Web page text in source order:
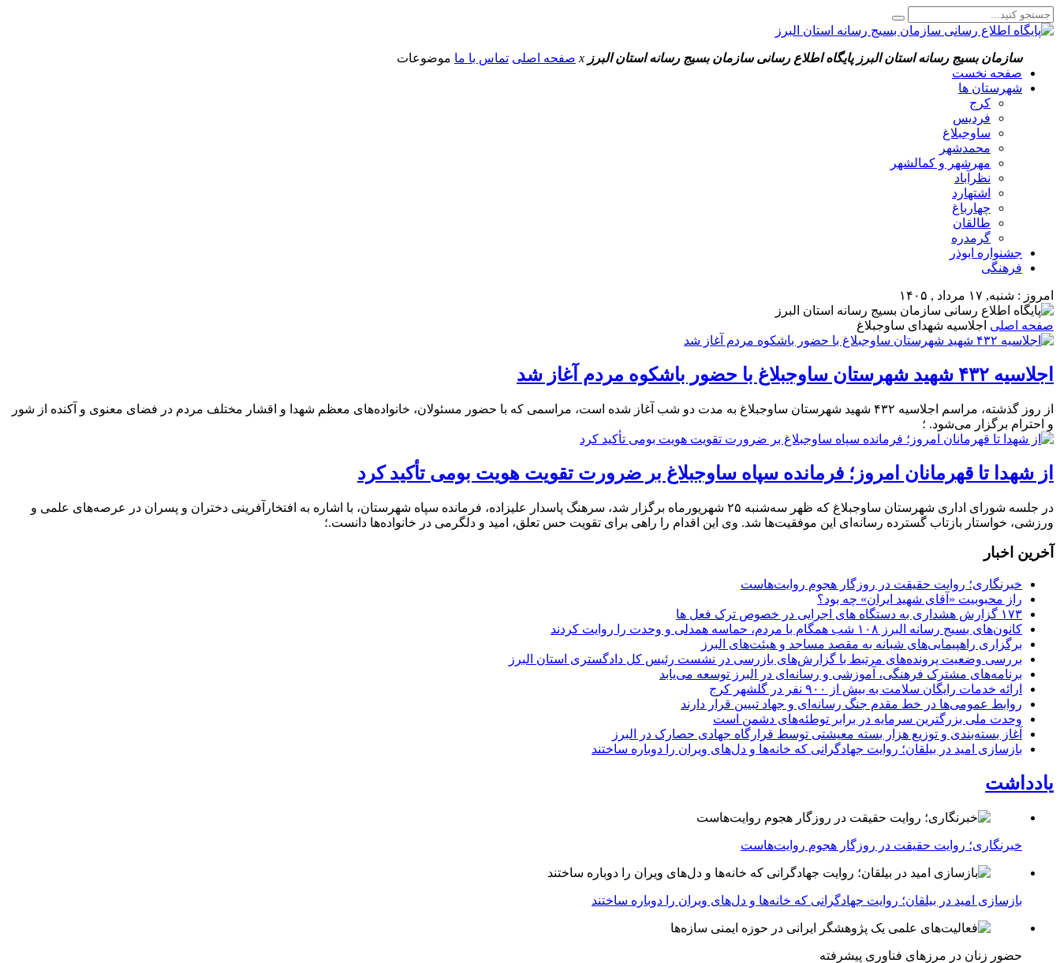
سازمان بسیج رسانه استان البرز پایگاه اطلاع رسانی سازمان بسیج رسانه استان البرز x صفحه اصلی تماس با ما موضوعات
صفحه نخست
شهرستان ها
کرج
فردیس
ساوجبلاغ
محمدشهر
مهرشهر و کمالشهر
نظرآباد
اشتهارد
چهارباغ
طالقان
گرمدره
جشنواره ابوذر
فرهنگی
امروز : شنبه, ۱۷ مرداد , ۱۴۰۵
صفحه اصلی اجلاسیه شهدای ساوجبلاغ
اجلاسیه ۴۳۲ شهید شهرستان ساوجبلاغ با حضور باشکوه مردم آغاز شد
از روز گذشته، مراسم اجلاسیه ۴۳۲ شهید شهرستان ساوجبلاغ به مدت دو شب آغاز شده است، مراسمی که با حضور مسئولان، خانواده‌های معظم شهدا و اقشار مختلف مردم در فضای معنوی و آکنده از شور
و احترام برگزار می‌شود. ؛
از شهدا تا قهرمانان امروز؛ فرمانده سپاه ساوجبلاغ بر ضرورت تقویت هویت بومی تأکید کرد
در جلسه شورای اداری شهرستان ساوجبلاغ که ظهر سه‌شنبه ۲۵ شهریورماه برگزار شد، سرهنگ پاسدار علیزاده، فرمانده سپاه شهرستان، با اشاره به افتخارآفرینی دختران و پسران در عرصه‌های علمی و
ورزشی، خواستار بازتاب گسترده رسانه‌ای این موفقیت‌ها شد. وی این اقدام را راهی برای تقویت حس تعلق، امید و دلگرمی در خانواده‌ها دانست.؛
آخرین اخبار
خبرنگاری؛ روایت حقیقت در روزگار هجوم روایت‌هاست
راز محبوبیت «آقای شهید ایران» چه بود؟
۱۷۳ گزارش هشداری به دستگاه های اجرایی در خصوص ترک فعل ها
کانون‌های بسیج رسانه البرز ۱۰۸ شب همگام با مردم، حماسه همدلی و وحدت را روایت کردند
برگزاری راهپیمایی‌های شبانه به مقصد مساجد و هیئت‌های البرز
بررسی وضعیت پرونده‌های مرتبط با گزارش‌های بازرسی در نشست رئیس کل دادگستری استان البرز
برنامه‌های مشترک فرهنگی، آموزشی و رسانه‌ای در البرز توسعه می‌یابد
ارائه خدمات رایگان سلامت به بیش از ۹۰۰ نفر در گلشهر کرج
روابط عمومی‌ها در خط مقدم جنگ رسانه‌ای و جهاد تبیین قرار دارند
وحدت ملی بزرگترین سرمایه در برابر توطئه‌های دشمن است
آغاز بسته‌بندی و توزیع هزار بسته معیشتی توسط قرارگاه جهادی حصارک در البرز
بازسازی امید در بیلقان؛ روایت جهادگرانی که خانه‌ها و دل‌های ویران را دوباره ساختند
یادداشت
خبرنگاری؛ روایت حقیقت در روزگار هجوم روایت‌هاست
بازسازی امید در بیلقان؛ روایت جهادگرانی که خانه‌ها و دل‌های ویران را دوباره ساختند
حضور زنان در مرزهای فناوری پیشرفته